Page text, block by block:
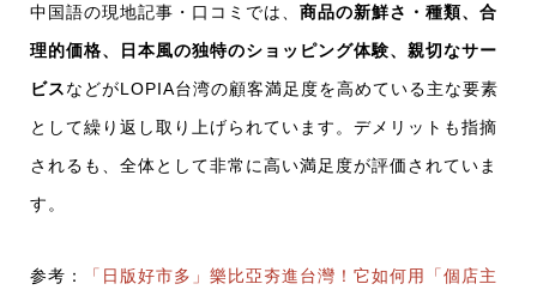
中国語の現地記事・口コミでは、 商品の新鮮さ・種類、合
理的価格、日本風の独特のショッピング体験、親切なサー
ビスなどがLOPIA台湾の顧客満足度を高めている主な要素
として繰り返し取り上げられています。デメリットも指摘
されるも、全体として非常に高い満足度が評価されていま
す。
参考：
「日版好市多」樂比亞夯進台灣！它如何用「個店主